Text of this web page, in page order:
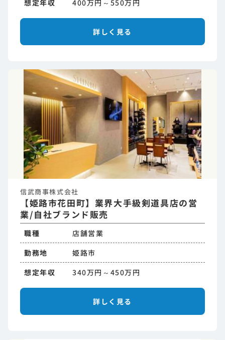
想定年収 400万円～550万円
詳しく見る
信武商事株式会社
【姫路市花田町】業界大手級剣道具店の営
業/自社ブランド販売
職種
店舗営業
勤務地
姫路市
想定年収
340万円～450万円
詳しく見る